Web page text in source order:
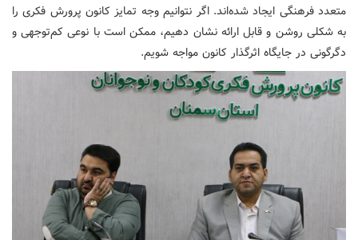
متعدد فرهنگی ایجاد شده‌اند. اگر نتوانیم وجه تمایز کانون پرورش فکری را
به شکلی روشن و قابل ارائه نشان دهیم، ممکن است با نوعی کم‌توجهی و
دگرگونی در جایگاه اثرگذار کانون مواجه شویم.